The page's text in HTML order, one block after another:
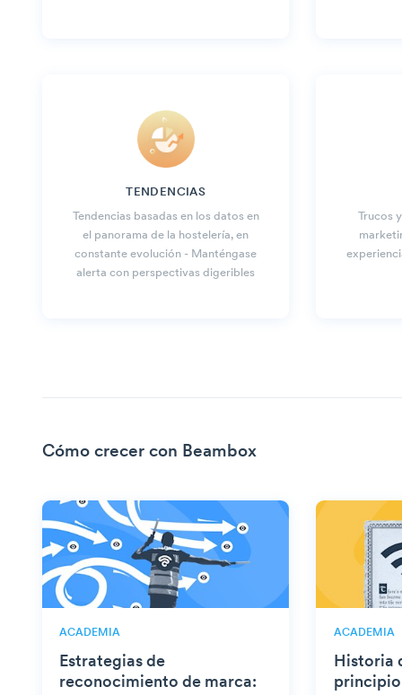
TENDENCIAS
Tendencias basadas en los datos en
el panorama de la hostelería, en
constante evolución - Manténgase
alerta con perspectivas digeribles
Trucos
Cómo crecer con Beambox
ACADEMIA
Estrategias de
reconocimiento de marca:
ACADEMIA
Historia
principio